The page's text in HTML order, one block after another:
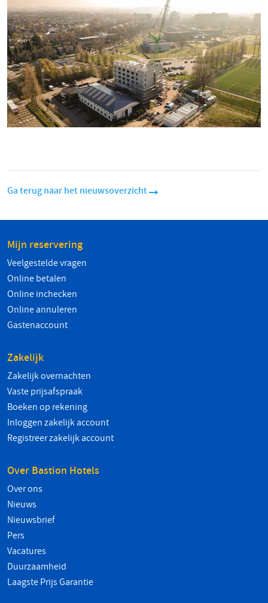
Ga terug naar het nieuwsoverzicht
Mijn reservering
Veelgestelde vragen
Online betalen
Online inchecken
Online annuleren
Gastenaccount
Zakelijk
Zakelijk overnachten
Vaste prijsafspraak
Boeken op rekening
Inloggen zakelijk account
Registreer zakelijk account
Over Bastion Hotels
Over ons
Nieuws
Nieuwsbrief
Pers
Vacatures
Duurzaamheid
Laagste Prijs Garantie